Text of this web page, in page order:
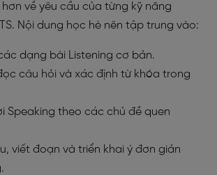
về yêu cầu của từng kỹ năng
Nội dung học hè nên tập trung vào:
dạng bài Listening cơ bản.
câu hỏi và xác định từ khóa trong
Speaking theo các chủ đề quen
viết đoạn và triển khai ý đơn giản